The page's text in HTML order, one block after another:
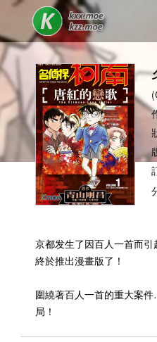
京都发生了因百人一首而
終於推出漫畫版了！
圍繞著百人一首的重大案
局！